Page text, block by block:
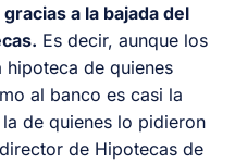
a la bajada del
Es decir, aunque los
de quienes
al banco es casi la
de quienes lo pidieron
de Hipotecas de